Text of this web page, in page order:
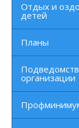
Отдых и
детей
Планы
организации